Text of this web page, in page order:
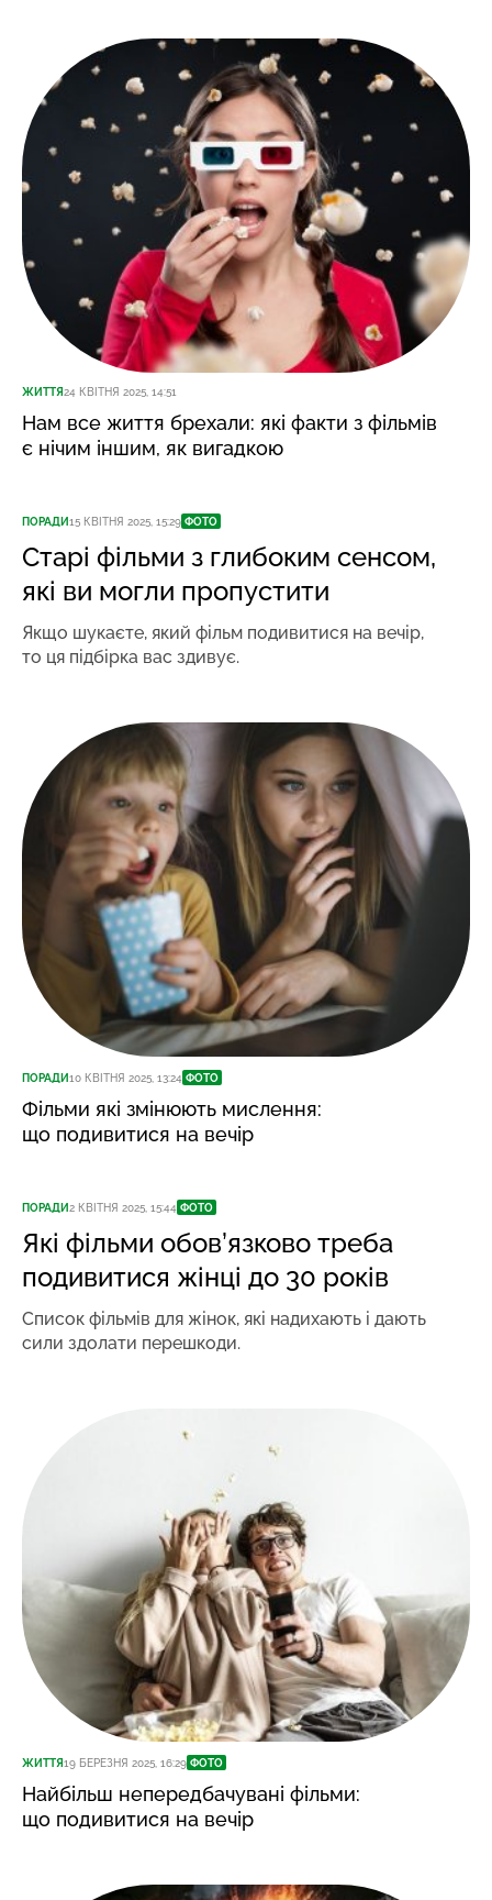
ЖИТТЯ24 КВІТНЯ 2025, 14:51
Нам все життя брехали: які факти з фільмів
є нічим іншим, як вигадкою
ПОРАДИ15 КВІТНЯ 2025, 15:29 ФОТО
Старі фільми з глибоким сенсом,
які ви могли пропустити
Якщо шукаєте, який фільм подивитися на вечір,
то ця підбірка вас здивує.
ПОРАДИ10 КВІТНЯ 2025, 13:24 ФОТО
Фільми які змінюють мислення:
що подивитися на вечір
ПОРАДИ2 КВІТНЯ 2025, 15:44 ФОТО
Які фільми обов’язково треба
подивитися жінці до 30 років
Список фільмів для жінок, які надихають і дають
сили здолати перешкоди.
ЖИТТЯ19 БЕРЕЗНЯ 2025, 16:29 ФОТО
Найбільш непередбачувані фільми:
що подивитися на вечір